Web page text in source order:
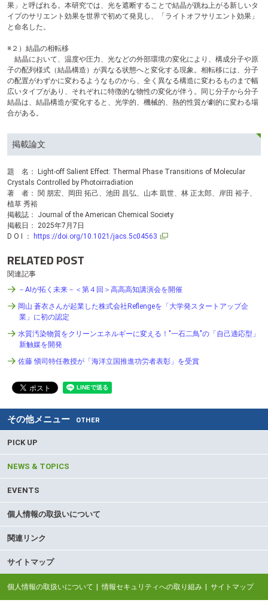
果」と呼ばれる。本研究では、光を遮断することで結晶が跳ね上がる新しいタ
イプのサリエント効果を世界で初めて発見し、「ライトオフサリエント効果」
と命名した。
※２）結晶の相転移
結晶において、温度や圧力、光などの外部環境の変化により、構成分子や原
子の配列様式（結晶構造）が異なる状態へと変化する現象。相転移には、分子
の配置がわずかに変わるようなものから、全く異なる構造に変わるものまで幅
広いタイプがあり、それぞれに特徴的な物性の変化が伴う。同じ分子から分子
結晶は、結晶構造が変化すると、光学的、機械的、熱的性質が劇的に変わる場
合がある。
掲載論文
題 名： Light-off Salient Effect: Thermal Phase Transitions of Molecular
Crystals Controlled by Photoirradiation
著 者： 関 朋宏、岡田 拓己、池田 昌弘、山本 凱世、林 正太郎、岸田 裕子、
植草 秀裕
掲載誌： Journal of the American Chemical Society
掲載日： 2025年7月7日
D O I ：
https://doi.org/10.1021/jacs.5c04563
RELATED POST
関連記事
－AIが拓く未来－＜第４回＞高高高知講演会を開催
岡山 蒼衣さんが起業した株式会社Reflengeを「大学発スタートアップ企
業」に初の認定
水質汚染物質をクリーンエネルギーに変える！"一石二鳥"の「自己適応型」
新触媒を開発
佐藤 愼司特任教授が「海洋立国推進功労者表彰」を受賞
その他メニュー OTHER
PICK UP
NEWS & TOPICS
EVENTS
個人情報の取扱いについて
関連リンク
サイトマップ
個人情報の取扱いについて 情報セキュリティへの取り組み サイトマップ